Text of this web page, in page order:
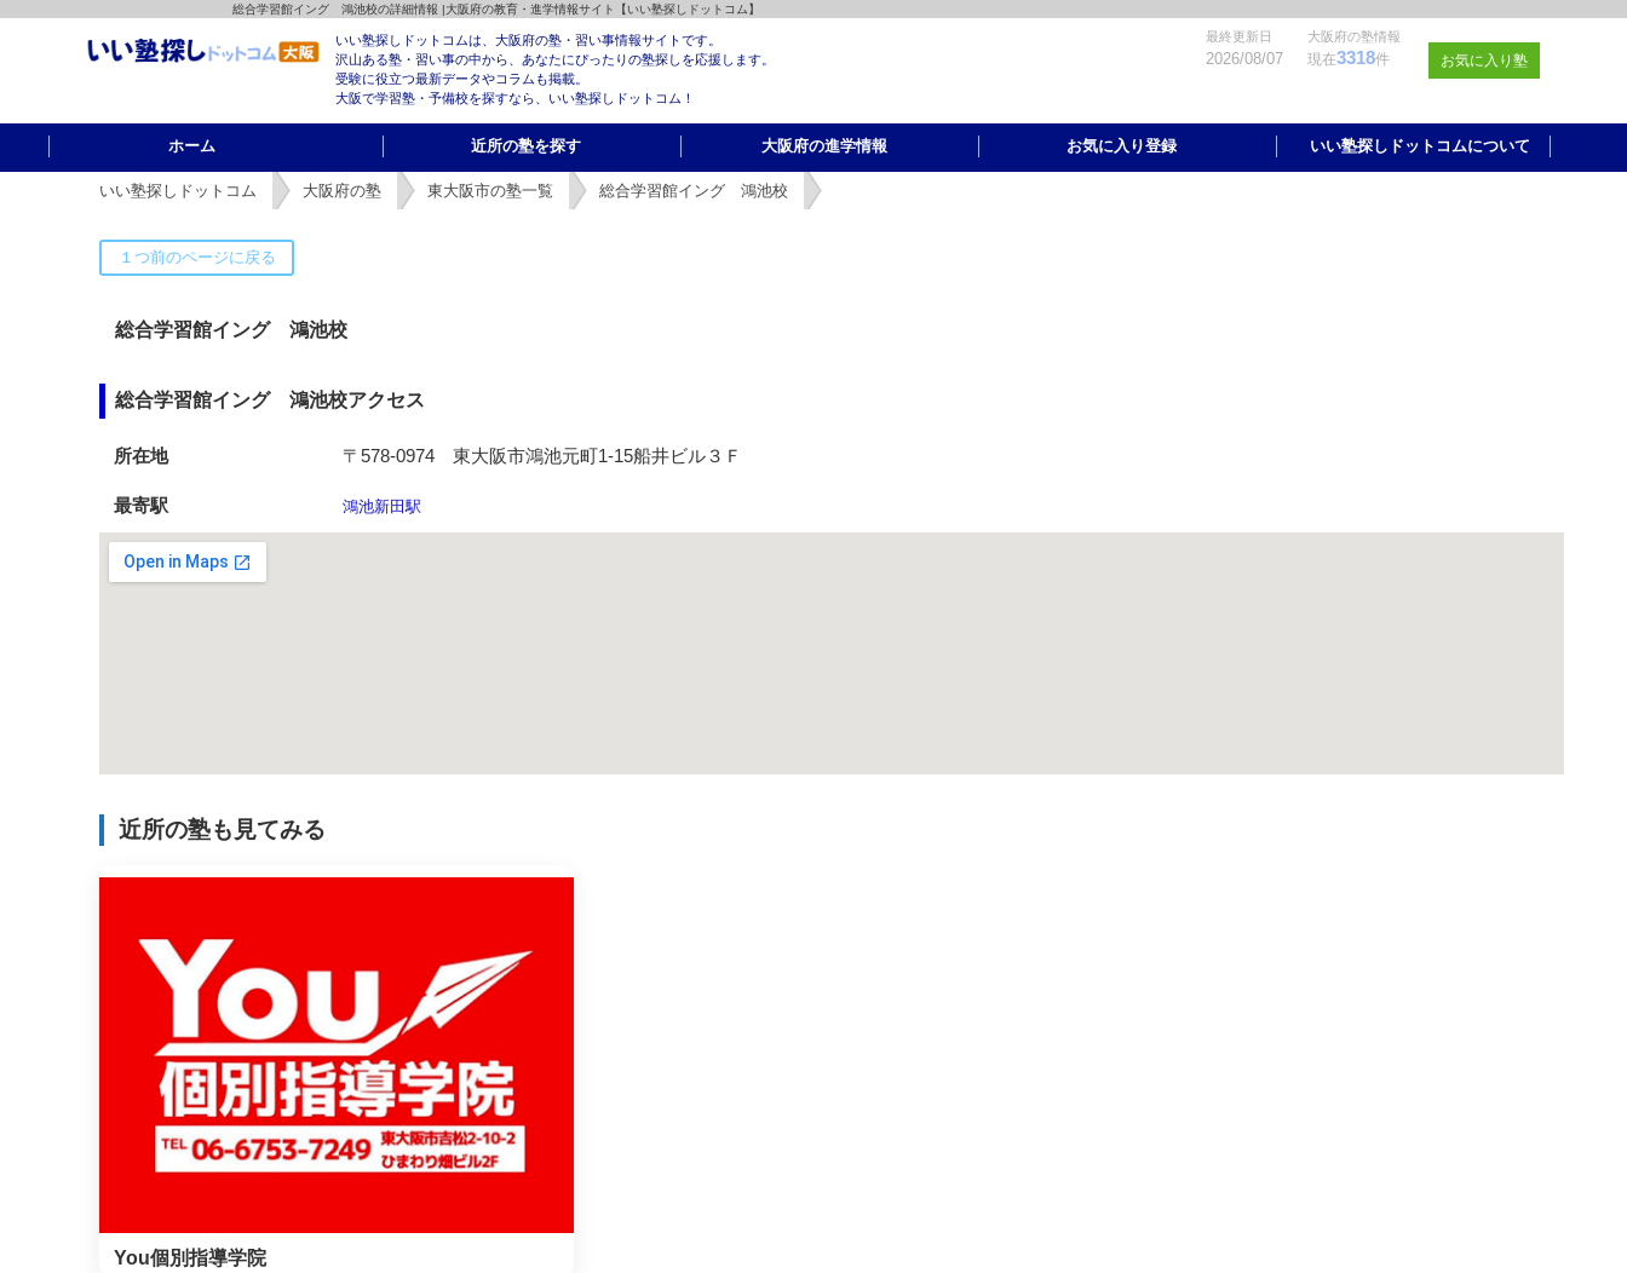
総合学習館イング 鴻池校の詳細情報 |大阪府の教育・進学情報サイト【いい塾探しドットコム】
いい塾探しドットコムは、大阪府の塾・習い事情報サイトです。
沢山ある塾・習い事の中から、あなたにぴったりの塾探しを応援します。
受験に役立つ最新データやコラムも掲載。
大阪で学習塾・予備校を探すなら、いい塾探しドットコム！
お気に入り塾
大阪府の塾情報
現在3318件
最終更新日
2026/08/07
ホーム 近所の塾を探す 大阪府の進学情報 お気に入り登録 いい塾探しドットコムについて
いい塾探しドットコム 大阪府の塾 東大阪市の塾一覧 総合学習館イング 鴻池校
総合学習館イング 鴻池校
総合学習館イング 鴻池校アクセス
所在地 〒578-0974 東大阪市鴻池元町1-15船井ビル３Ｆ
最寄駅 鴻池新田駅
近所の塾も見てみる
You個別指導学院